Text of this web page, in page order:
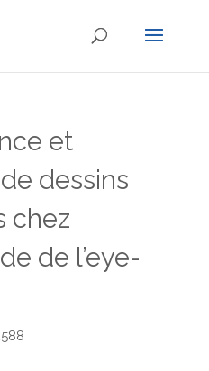
et
dessins
chez
de l’eye-